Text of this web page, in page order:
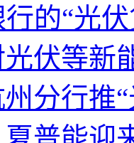
的“光
伏等新
分行推